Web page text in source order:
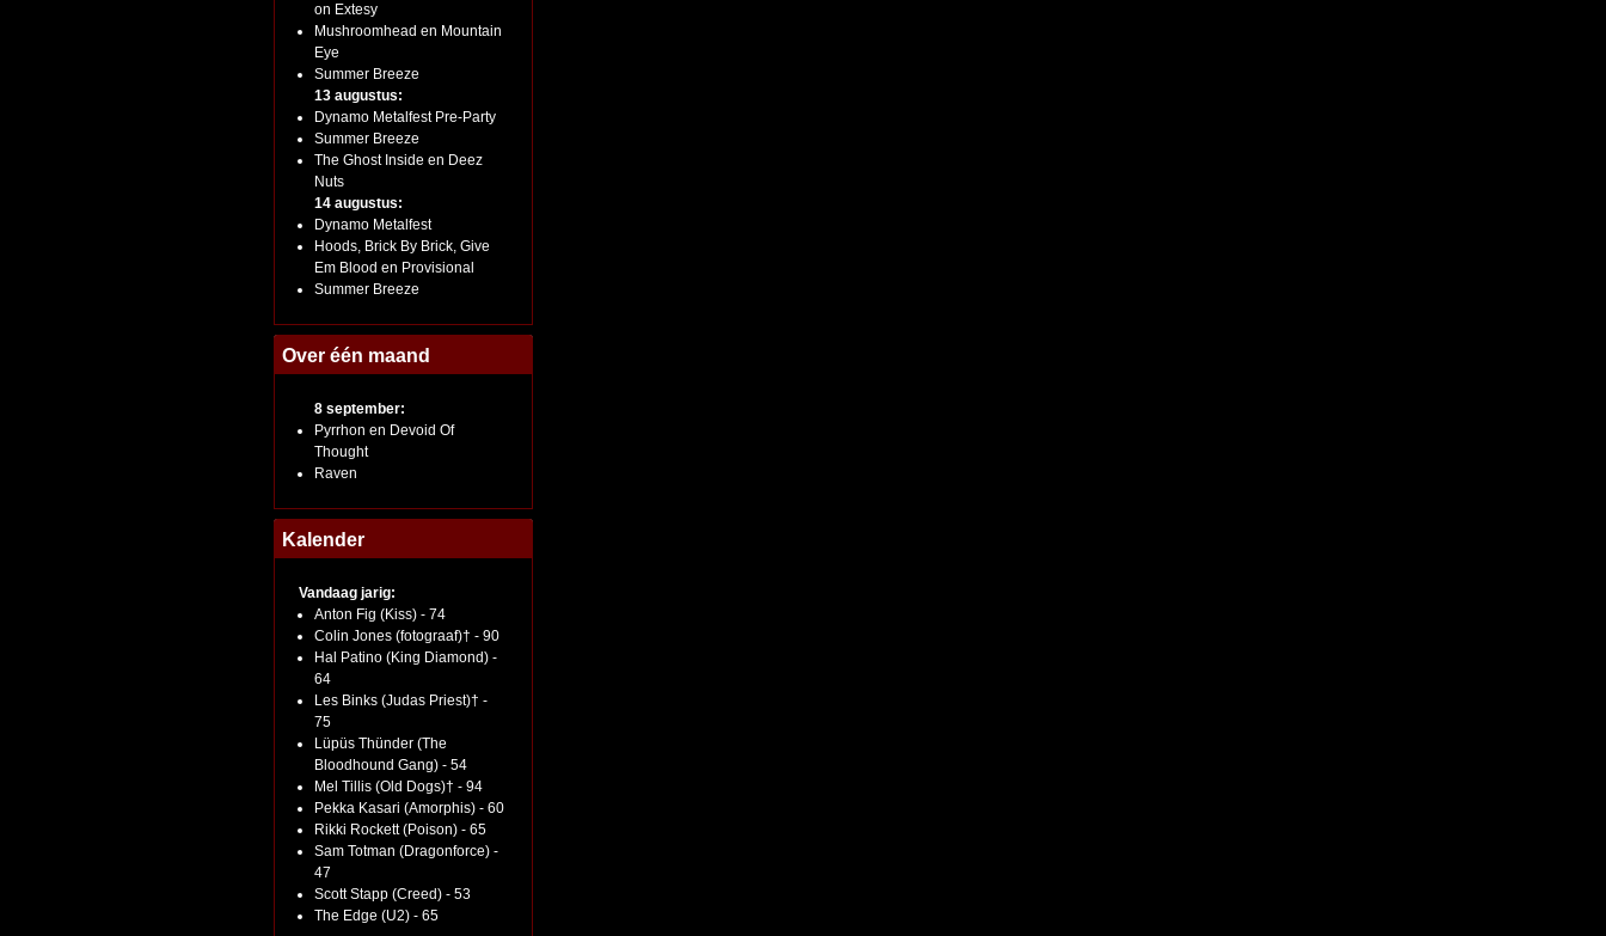
on Extesy
Mushroomhead en Mountain
Eye
Summer Breeze
13 augustus:
Dynamo Metalfest Pre-Party
Summer Breeze
The Ghost Inside en Deez
Nuts
14 augustus:
Dynamo Metalfest
Hoods, Brick By Brick, Give
Em Blood en Provisional
Summer Breeze
Over één maand
8 september:
Pyrrhon en Devoid Of
Thought
Raven
Kalender
Vandaag jarig:
Anton Fig (Kiss) - 74
Colin Jones (fotograaf)† - 90
Hal Patino (King Diamond) -
64
Les Binks (Judas Priest)† -
75
Lüpüs Thünder (The
Bloodhound Gang) - 54
Mel Tillis (Old Dogs)† - 94
Pekka Kasari (Amorphis) - 60
Rikki Rockett (Poison) - 65
Sam Totman (Dragonforce) -
47
Scott Stapp (Creed) - 53
The Edge (U2) - 65